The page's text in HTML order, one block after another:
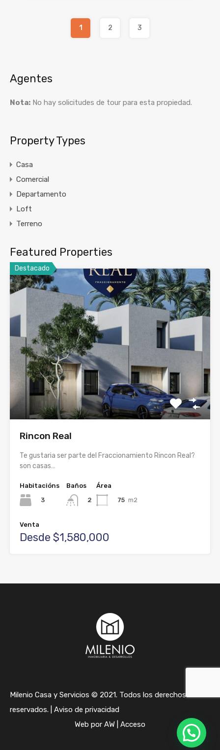
1 2 3
Agentes
Nota: No hay solicitudes de tour para esta propiedad.
Property Types
Casa
Comercial
Departamento
Loft
Terreno
Featured Properties
Destacado
Rincon Real
Te gustaria ser parte del Fraccionamiento Rincon Real?
son casas…
Habitacións
3
Baños
2
Área
75 m2
Venta
Desde $1,580,000
Milenio Casa y Servicios © 2021. Todos los derechos
reservados. | Aviso de privacidad
Web por AW Acceso